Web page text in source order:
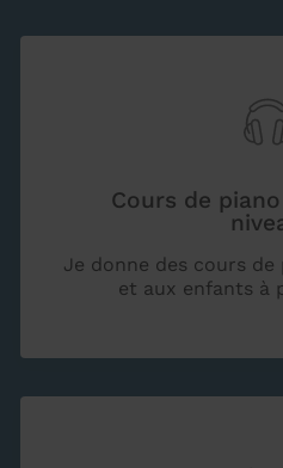
Cours de
Je donne des cours
et aux enfants à